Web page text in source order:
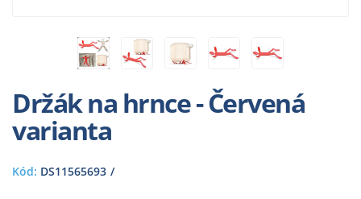
Držák na hrnce - Červená
varianta
Kód: DS11565693